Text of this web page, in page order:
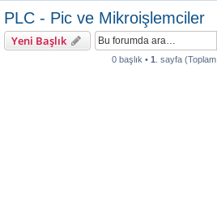
PLC - Pic ve Mikroişlemciler
Yeni Başlık
0 başlık • 1 . sayfa (Toplam